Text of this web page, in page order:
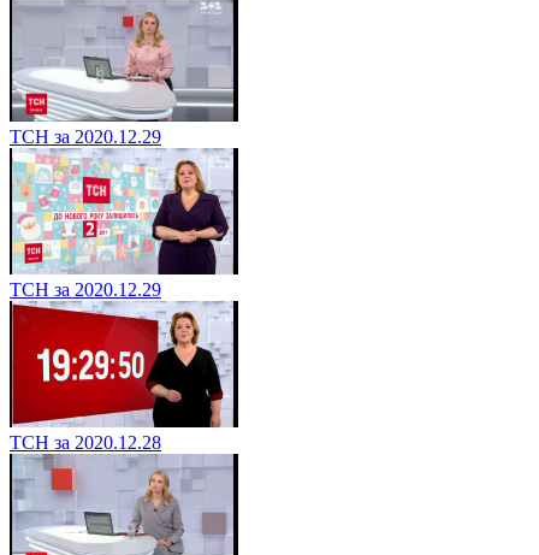
ТСН за 2020.12.29
ТСН за 2020.12.29
ТСН за 2020.12.28